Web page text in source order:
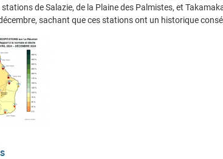
de Salazie, de la Plaine des Palmistes, et
sachant que ces stations ont un historique